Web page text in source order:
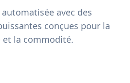
avec des
conçues pour la
et la commodité.